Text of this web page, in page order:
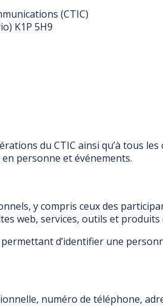
(CTIC)
K1P 5H9
du CTIC ainsi qu’à tous
personne et événements.
y compris ceux des
web, services, outils et
d’identifier une
numéro de téléphone,